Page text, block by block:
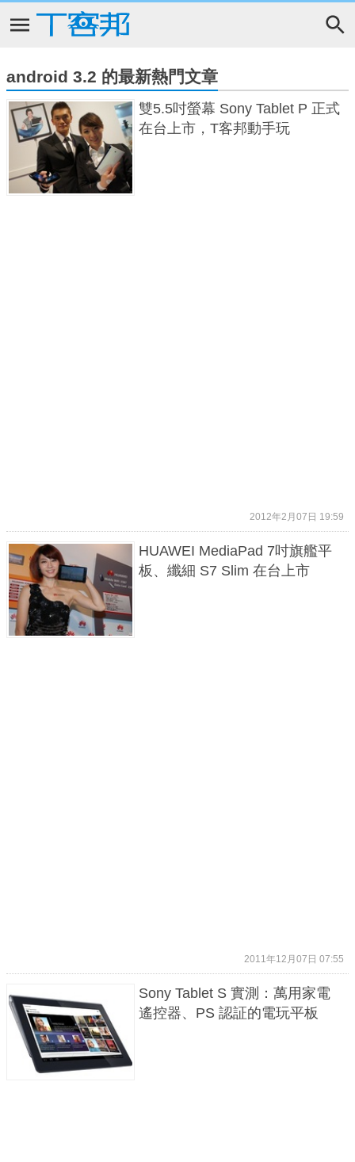
android 3.2 的最新熱門文章
雙5.5吋螢幕 Sony Tablet P 正式
在台上市，T客邦動手玩
2012年2月07日 19:59
HUAWEI MediaPad 7吋旗艦平
板、纖細 S7 Slim 在台上市
2011年12月07日 07:55
Sony Tablet S 實測：萬用家電
遙控器、PS 認証的電玩平板